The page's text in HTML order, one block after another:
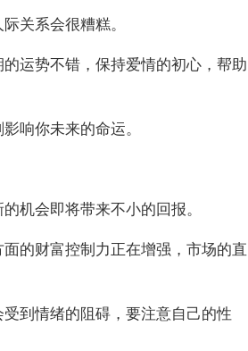
关系会很糟糕。
运势不错，保持爱情的初心，帮助
响你未来的命运。
机会即将带来不小的回报。
的财富控制力正在增强，市场的直
到情绪的阻碍，要注意自己的性